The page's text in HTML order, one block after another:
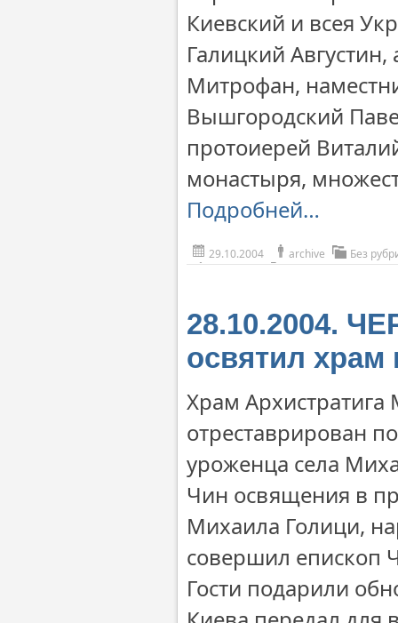
Киевский и всея
Галицкий
Митрофан,
Вышгородский
протоиерей
монастыря,
Подробней…
29.10.2004 archive Без
28.10.2004.
освятил
Храм
отреставрирован
уроженца села
Чин освящения в
Михаила Голици,
совершил епископ
Гости подарили